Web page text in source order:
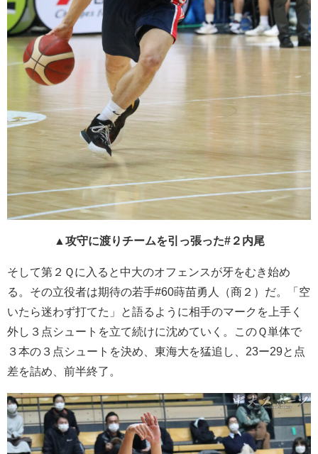
▲ 攻守に渡りチームを引っ張った#２内尾
そして第２Ｑに入ると中大のオフェンスが牙をむき始め
る。その立役者は期待の若手#60蒔苗勇人（商２）だ。「空
いたら迷わず打てた」と語るように相手のマークを上手く
外し３点シュートを立て続けに沈めていく。このＱ単体で
３本の３点シュートを決め、東海大を猛追し、23ー29と点
差を詰め、前半終了。